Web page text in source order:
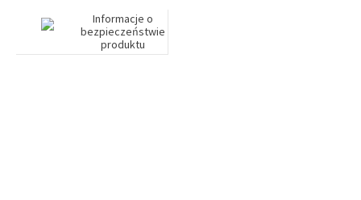
Informacje o
bezpieczeństwie
produktu